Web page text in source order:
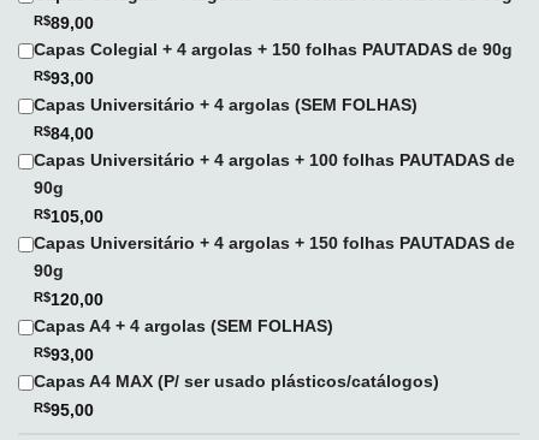
R$89,00
Capas Colegial + 4 argolas + 150 folhas PAUTADAS de 90g
R$93,00
Capas Universitário + 4 argolas (SEM FOLHAS)
R$84,00
Capas Universitário + 4 argolas + 100 folhas PAUTADAS de
90g
R$105,00
Capas Universitário + 4 argolas + 150 folhas PAUTADAS de
90g
R$120,00
Capas A4 + 4 argolas (SEM FOLHAS)
R$93,00
Capas A4 MAX (P/ ser usado plásticos/catálogos)
R$95,00